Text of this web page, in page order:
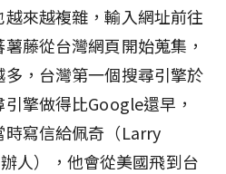
來越複雜，輸入網址前往
藤從台灣網頁開始蒐集，
，台灣第一個搜尋引擎於
擎做得比Google還早，
寫信給佩奇（Larry
人），他會從美國飛到台